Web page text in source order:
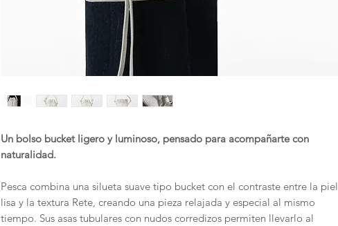
Un bolso bucket ligero y luminoso, pensado para acompañarte con
naturalidad.
Pesca combina una silueta suave tipo bucket con el contraste entre la piel
lisa y la textura Rete, creando una pieza relajada y especial al mismo
tiempo. Sus asas tubulares con nudos corredizos permiten llevarlo al